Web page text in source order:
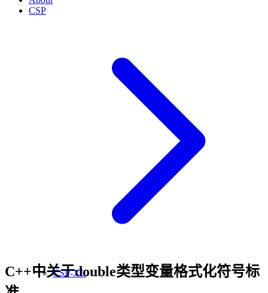
CSP
CSP-XL
C++中关于double类型变量格式化符号标